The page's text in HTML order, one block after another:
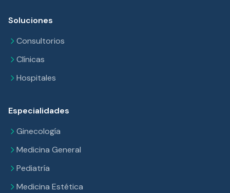
Soluciones
Consultorios
Clínicas
Hospitales
Especialidades
Ginecología
Medicina General
Pediatría
Medicina Estética